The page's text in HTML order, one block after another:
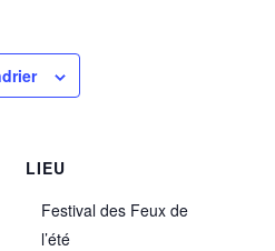
LIEU
Festival des Feux de
l’été